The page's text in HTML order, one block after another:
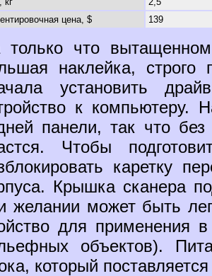
цена, $
139
только что вытащенном
наклейка, строго
установить
к компьютеру.
панели, так что
Чтобы
каретку
Крышка сканера
желании может быть
для применения
объектов).
который